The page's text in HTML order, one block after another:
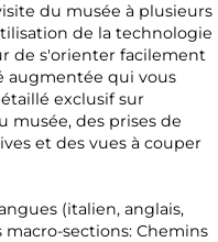
du musée à plusieurs
de la technologie
de s'orienter facilement
augmentée qui vous
exclusif sur
musée, des prises de
et des vues à couper
(italien, anglais,
macro-sections: Chemins